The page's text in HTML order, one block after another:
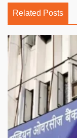
Related Posts